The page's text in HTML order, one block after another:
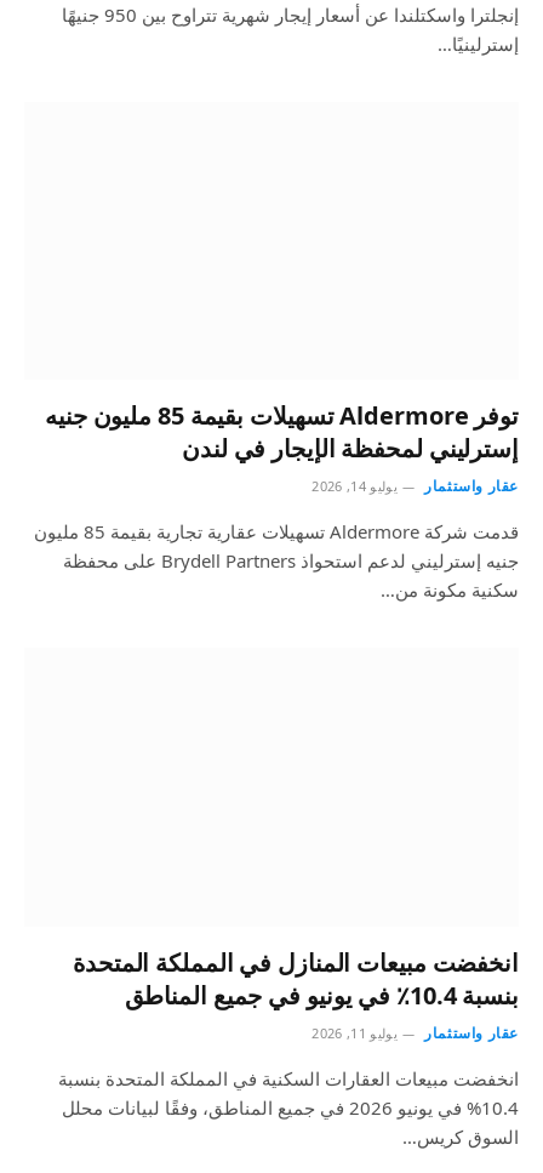
إنجلترا واسكتلندا عن أسعار إيجار شهرية تتراوح بين 950 جنيهًا
إسترلينيًا…
توفر Aldermore تسهيلات بقيمة 85 مليون جنيه
إسترليني لمحفظة الإيجار في لندن
عقار واستثمار يوليو 14, 2026
قدمت شركة Aldermore تسهيلات عقارية تجارية بقيمة 85 مليون
جنيه إسترليني لدعم استحواذ Brydell Partners على محفظة
سكنية مكونة من…
انخفضت مبيعات المنازل في المملكة المتحدة
بنسبة 10.4٪ في يونيو في جميع المناطق
عقار واستثمار يوليو 11, 2026
انخفضت مبيعات العقارات السكنية في المملكة المتحدة بنسبة
10.4% في يونيو 2026 في جميع المناطق، وفقًا لبيانات محلل
السوق كريس…